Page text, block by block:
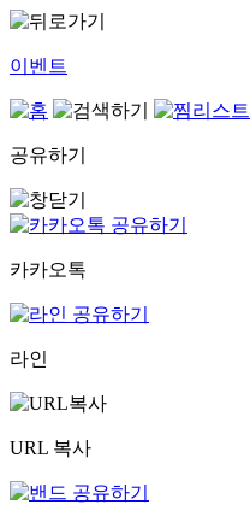
이벤트
공유하기
카카오톡
라인
URL 복사